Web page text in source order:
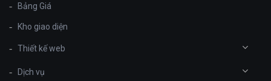
Bảng Giá
Kho giao diện
Thiết kế web
Dịch vụ